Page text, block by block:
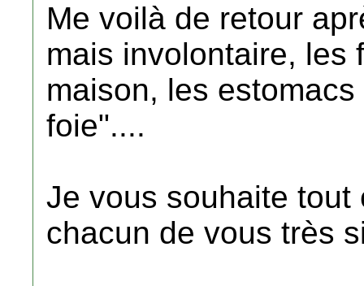
Me voilà de retour
mais involontaire, les
maison, les
foie"....
Je vous souhaite
chacun de vous très